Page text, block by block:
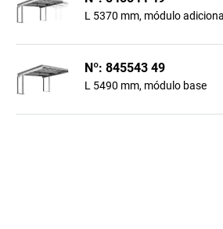
L 5370 mm, módulo adicional
Nº: 845543 49
L 5490 mm, módulo base